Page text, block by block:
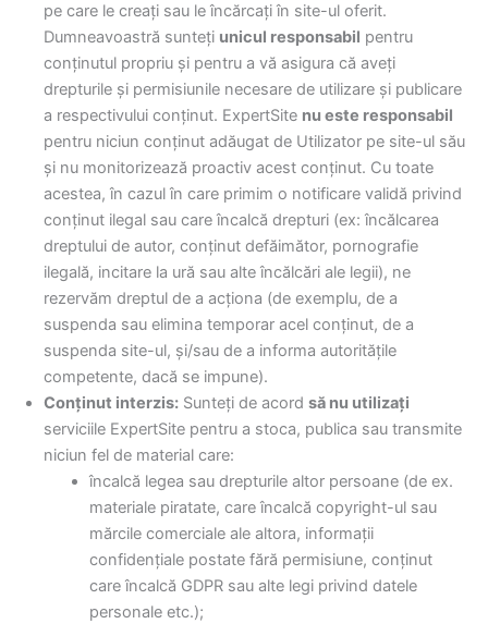
pe care le creați sau le încărcați în site-ul oferit.
Dumneavoastră sunteți unicul responsabil pentru
conținutul propriu și pentru a vă asigura că aveți
drepturile și permisiunile necesare de utilizare și publicare
a respectivului conținut. ExpertSite nu este responsabil
pentru niciun conținut adăugat de Utilizator pe site-ul său
și nu monitorizează proactiv acest conținut. Cu toate
acestea, în cazul în care primim o notificare validă privind
conținut ilegal sau care încalcă drepturi (ex: încălcarea
dreptului de autor, conținut defăimător, pornografie
ilegală, incitare la ură sau alte încălcări ale legii), ne
rezervăm dreptul de a acționa (de exemplu, de a
suspenda sau elimina temporar acel conținut, de a
suspenda site-ul, și/sau de a informa autoritățile
competente, dacă se impune).
Conținut interzis: Sunteți de acord să nu utilizați
serviciile ExpertSite pentru a stoca, publica sau transmite
niciun fel de material care:
încalcă legea sau drepturile altor persoane (de ex.
materiale piratate, care încalcă copyright-ul sau
mărcile comerciale ale altora, informații
confidențiale postate fără permisiune, conținut
care încalcă GDPR sau alte legi privind datele
personale etc.);